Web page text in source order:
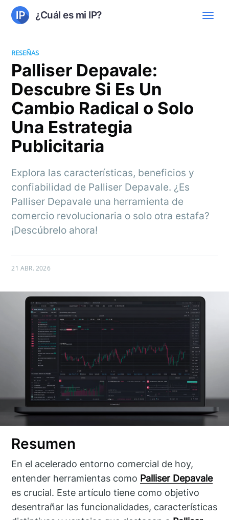
¿Cuál es mi IP?
RESEÑAS
Palliser Depavale:
Descubre Si Es Un
Cambio Radical o Solo
Una Estrategia
Publicitaria
Explora las características, beneficios y
confiabilidad de Palliser Depavale. ¿Es
Palliser Depavale una herramienta de
comercio revolucionaria o solo otra estafa?
¡Descúbrelo ahora!
21 ABR. 2026
Resumen
En el acelerado entorno comercial de hoy,
entender herramientas como Palliser Depavale
es crucial. Este artículo tiene como objetivo
desentrañar las funcionalidades, características